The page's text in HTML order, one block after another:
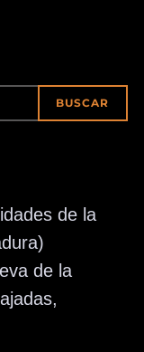
BUSCAR
de la
de la